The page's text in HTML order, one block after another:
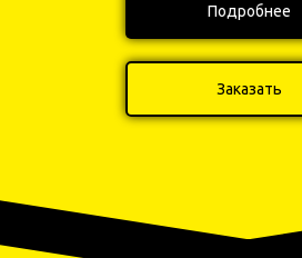
Подробнее
Заказать